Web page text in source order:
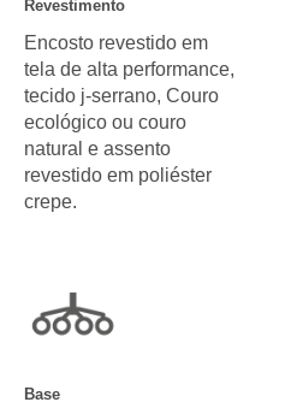
Revestimento
Encosto revestido em
tela de alta performance,
tecido j-serrano, Couro
ecológico ou couro
natural e assento
revestido em poliéster
crepe.
Base